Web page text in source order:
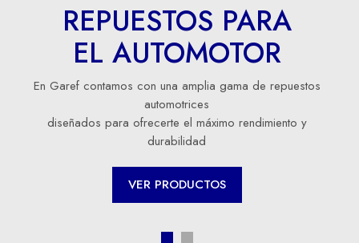
REPUESTOS PARA
EL AUTOMOTOR
En Garef contamos con una amplia gama de repuestos
automotrices
diseñados para ofrecerte el máximo rendimiento y
durabilidad
VER PRODUCTOS